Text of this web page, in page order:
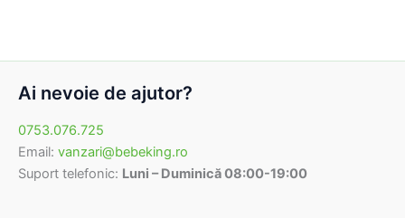
Ai nevoie de ajutor?
0753.076.725
Email: vanzari@bebeking.ro
Suport telefonic: Luni – Duminică 08:00-19:00